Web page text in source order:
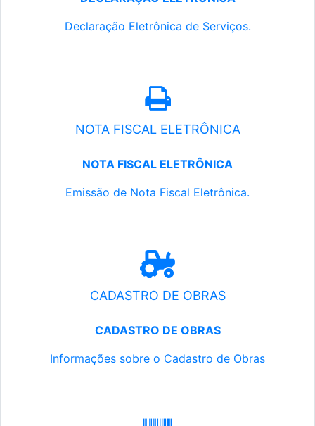
Declaração Eletrônica de Serviços.
NOTA FISCAL ELETRÔNICA
NOTA FISCAL ELETRÔNICA
Emissão de Nota Fiscal Eletrônica.
CADASTRO DE OBRAS
CADASTRO DE OBRAS
Informações sobre o Cadastro de Obras